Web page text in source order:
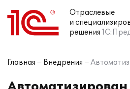
Отраслевые
и
решения
Главная Внедрения